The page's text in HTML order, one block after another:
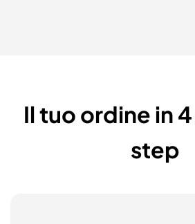
Il tuo ordine in
step